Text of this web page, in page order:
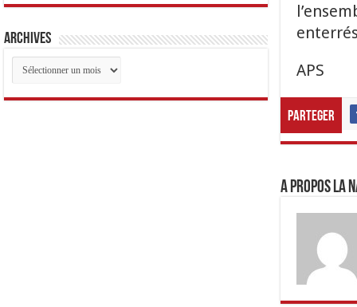
APS
Parteger
A propos LA
Archives
Archives